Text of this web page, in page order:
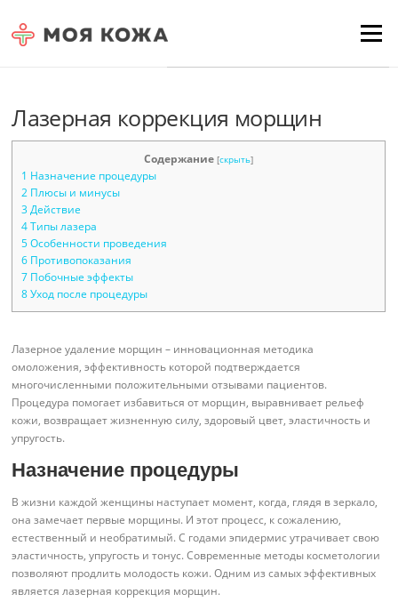
Menu
Лазерная коррекция морщин
Содержание [скрыть]
1 Назначение процедуры
2 Плюсы и минусы
3 Действие
4 Типы лазера
5 Особенности проведения
6 Противопоказания
7 Побочные эффекты
8 Уход после процедуры
Лазерное удаление морщин – инновационная методика
омоложения, эффективность которой подтверждается
многочисленными положительными отзывами пациентов.
Процедура помогает избавиться от морщин, выравнивает рельеф
кожи, возвращает жизненную силу, здоровый цвет, эластичность и
упругость.
Назначение процедуры
В жизни каждой женщины наступает момент, когда, глядя в зеркало,
она замечает первые морщины. И этот процесс, к сожалению,
естественный и необратимый. С годами эпидермис утрачивает свою
эластичность, упругость и тонус. Современные методы косметологии
позволяют продлить молодость кожи. Одним из самых эффективных
является лазерная коррекция морщин.
Для любых предложений по